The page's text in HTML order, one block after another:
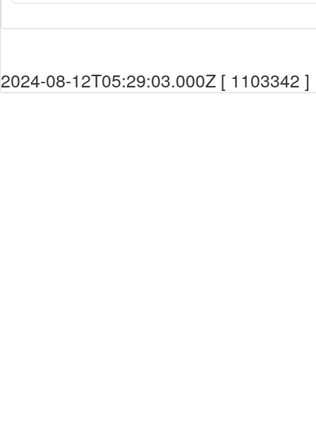
2024-08-12T05:29:03.000Z [ 1103342 ]